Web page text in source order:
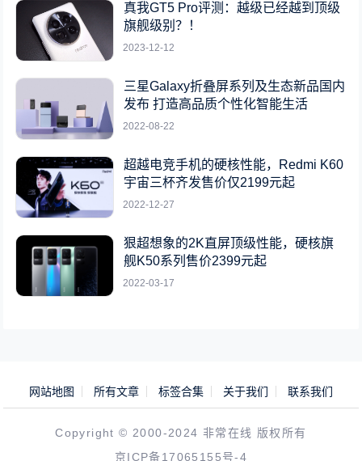
真我GT5 Pro评测：越级已经越到顶级
旗舰级别？！
2023-12-12
三星Galaxy折叠屏系列及生态新品国内
发布 打造高品质个性化智能生活
2022-08-22
超越电竞手机的硬核性能，Redmi K60
宇宙三杯齐发售价仅2199元起
2022-12-27
狠超想象的2K直屏顶级性能，硬核旗
舰K50系列售价2399元起
2022-03-17
网站地图 所有文章 标签合集 关于我们 联系我们
Copyright © 2000-2024 非常在线 版权所有
京ICP备17065155号-4